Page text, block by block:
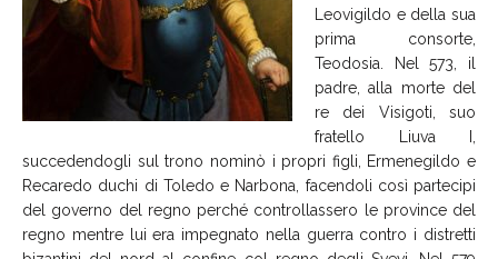
Leovigildo e della sua
prima consorte,
Teodosia. Nel 573, il
padre, alla morte del
re dei Visigoti, suo
fratello Liuva I,
succedendogli sul trono nominò i propri figli, Ermenegildo e
Recaredo duchi di Toledo e Narbona, facendoli così partecipi
del governo del regno perché controllassero le province del
regno mentre lui era impegnato nella guerra contro i distretti